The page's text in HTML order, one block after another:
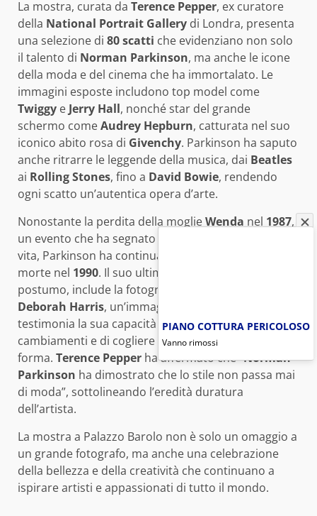
La mostra, curata da Terence Pepper, ex curatore
della National Portrait Gallery di Londra, presenta
una selezione di 80 scatti che evidenziano non solo
il talento di Norman Parkinson, ma anche le icone
della moda e del cinema che ha immortalato. Le
immagini esposte includono top model come
Twiggy e Jerry Hall, nonché star del grande
schermo comeAudrey Hepburn, catturata nel suo
iconico abito rosa di Givenchy. Parkinson ha saputo
anche ritrarre le leggende della musica, dai Beatles
ai Rolling Stones, fino a David Bowie, rendendo
ogni scatto un’autentica opera d’arte.
Nonostante la perdita della moglieWenda nel 1987,
un evento che ha segnato profondamente la sua
vita, Parkinson ha continuato a lavorare fino alla sua
morte nel 1990. Il suo ultimo servizio, pubblicato
postumo, include la fotografia della modella
Deborah Harris, un’immagine poetica che
testimonia la sua capacità di adattarsi ai
cambiamenti e di cogliere la bellezza in ogni sua
forma. Terence Pepper ha affermato che “Norman
Parkinson ha dimostrato che lo stile non passa mai
di moda”, sottolineando l’eredità duratura
dell’artista.
La mostra a Palazzo Barolo non è solo un omaggio a
un grande fotografo, ma anche una celebrazione
della bellezza e della creatività che continuano a
ispirare artisti e appassionati di tutto il mondo.
PIANO COTTURA PERICOLOSO
Vanno rimossi